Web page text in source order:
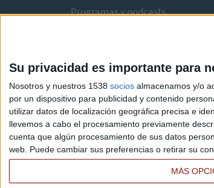
Su privacidad es importante para
Nosotros y nuestros 1538 socios almacenamos y/o
por un dispositivo para publicidad y contenido
utilizar datos de localización geográfica precisa e
llevemos a cabo el procesamiento previamente
cuenta que algún procesamiento de sus datos
web. Puede cambiar sus preferencias o retirar su
MÁS
Programas y podcasts